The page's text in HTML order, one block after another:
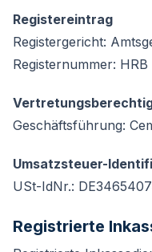
Registereintrag
Registergericht:
Registernummer:
Geschäftsführung:
Umsatzsteuer-
USt-IdNr.:
Registrierte